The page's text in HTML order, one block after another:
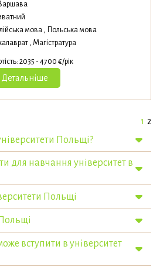
мова , Польська мова
, Магістратура
2035 - 4700 €/рік
Детальніше
1 2
Польщі?
для навчання університет в
Польщі
вступити в університет